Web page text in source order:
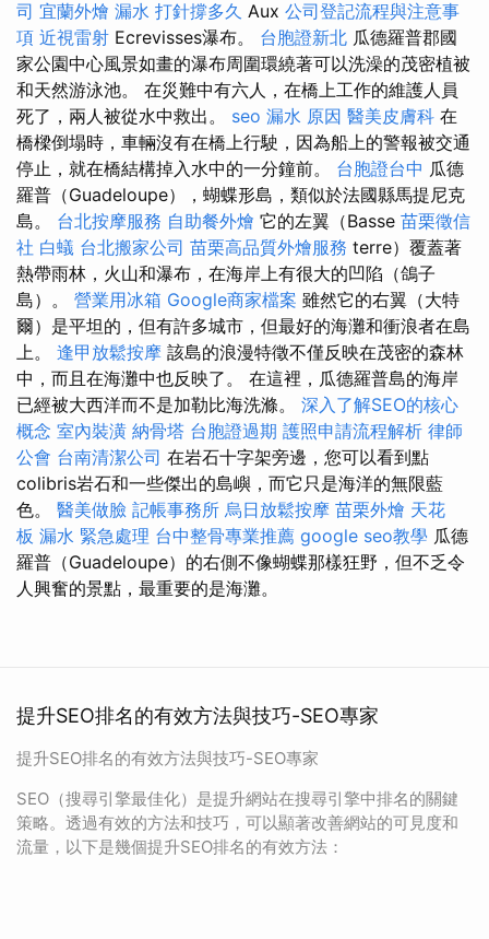
司 宜蘭外燴 漏水 打針撐多久 Aux 公司登記流程與注意事
項 近視雷射 Ecrevisses瀑布。 台胞證新北 瓜德羅普郡國
家公園中心風景如畫的瀑布周圍環繞著可以洗澡的茂密植被
和天然游泳池。 在災難中有六人，在橋上工作的維護人員
死了，兩人被從水中救出。 seo 漏水 原因 醫美皮膚科 在
橋樑倒塌時，車輛沒有在橋上行駛，因為船上的警報被交通
停止，就在橋結構掉入水中的一分鐘前。 台胞證台中 瓜德
羅普（Guadeloupe），蝴蝶形島，類似於法國縣馬提尼克
島。 台北按摩服務 自助餐外燴 它的左翼（Basse 苗栗徵信
社 白蟻 台北搬家公司 苗栗高品質外燴服務 terre）覆蓋著
熱帶雨林，火山和瀑布，在海岸上有很大的凹陷（鴿子
島）。 營業用冰箱 Google商家檔案 雖然它的右翼（大特
爾）是平坦的，但有許多城市，但最好的海灘和衝浪者在島
上。 逢甲放鬆按摩 該島的浪漫特徵不僅反映在茂密的森林
中，而且在海灘中也反映了。 在這裡，瓜德羅普島的海岸
已經被大西洋而不是加勒比海洗滌。 深入了解SEO的核心
概念 室內裝潢 納骨塔 台胞證過期 護照申請流程解析 律師
公會 台南清潔公司 在岩石十字架旁邊，您可以看到點
colibris岩石和一些傑出的島嶼，而它只是海洋的無限藍
色。 醫美做臉 記帳事務所 烏日放鬆按摩 苗栗外燴 天花
板 漏水 緊急處理 台中整骨專業推薦 google seo教學 瓜德
羅普（Guadeloupe）的右側不像蝴蝶那樣狂野，但不乏令
人興奮的景點，最重要的是海灘。
提升SEO排名的有效方法與技巧-SEO專家
提升SEO排名的有效方法與技巧-SEO專家
SEO（搜尋引擎最佳化）是提升網站在搜尋引擎中排名的關鍵
策略。透過有效的方法和技巧，可以顯著改善網站的可見度和
流量，以下是幾個提升SEO排名的有效方法：